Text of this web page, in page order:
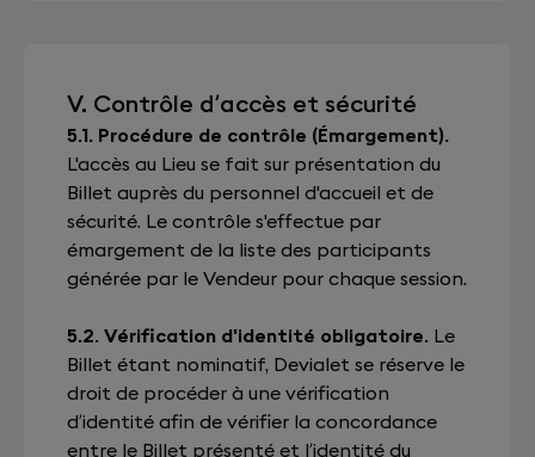
V. Contrôle d’accès et sécurité
5.1. Procédure de contrôle (Émargement).
L'accès au Lieu se fait sur présentation du
Billet auprès du personnel d'accueil et de
sécurité. Le contrôle s'effectue par
émargement de la liste des participants
générée par le Vendeur pour chaque session.
5.2. Vérification d'identité obligatoire. Le
Billet étant nominatif, Devialet se réserve le
droit de procéder à une vérification
d’identité afin de vérifier la concordance
entre le Billet présenté et l’identité du